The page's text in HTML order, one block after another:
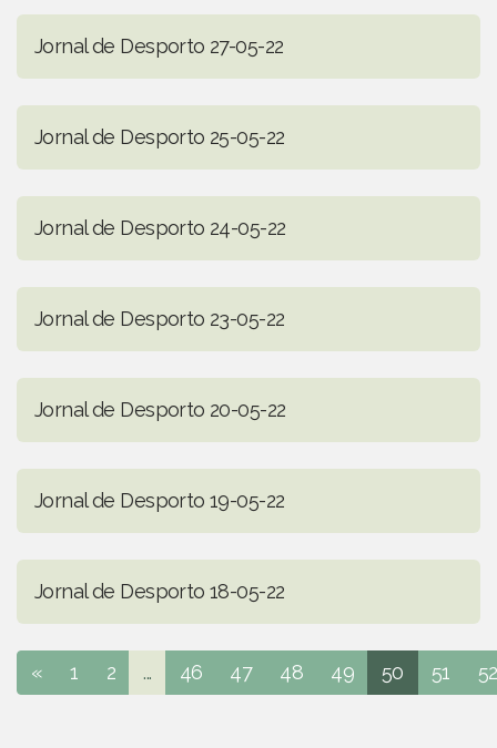
Jornal de Desporto 27-05-22
Jornal de Desporto 25-05-22
Jornal de Desporto 24-05-22
Jornal de Desporto 23-05-22
Jornal de Desporto 20-05-22
Jornal de Desporto 19-05-22
Jornal de Desporto 18-05-22
« 1 2 ... 46 47 48 49 50 51 52